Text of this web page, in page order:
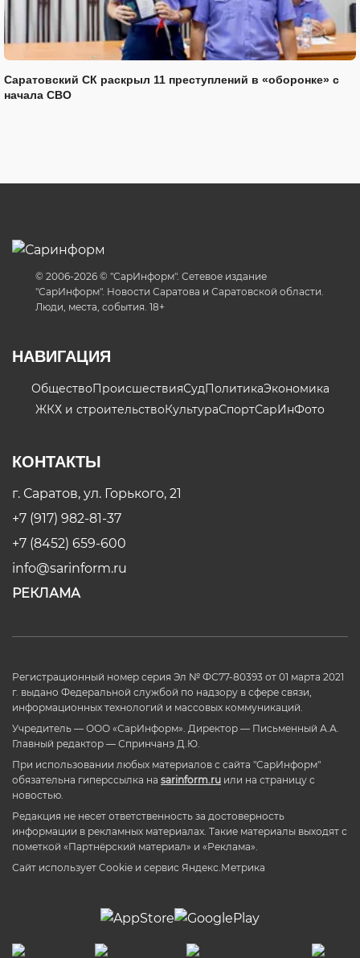
Саратовский СК раскрыл 11 преступлений в «оборонке» с
начала СВО
© 2006-2026 © "СарИнформ". Сетевое издание
"СарИнформ". Новости Саратова и Саратовской области.
Люди, места, события. 18+
НАВИГАЦИЯ
ОбществоПроисшествияСудПолитикаЭкономика
ЖКХ и строительствоКультураСпортСарИнФото
КОНТАКТЫ
г. Саратов, ул. Горького, 21
+7 (917) 982-81-37
+7 (8452) 659-600
info@sarinform.ru
РЕКЛАМА
Регистрационный номер серия Эл № ФС77-80393 от 01 марта 2021
г. выдано Федеральной службой по надзору в сфере связи,
информационных технологий и массовых коммуникаций.
Учредитель — ООО «СарИнформ». Директор — Письменный А.А.
Главный редактор — Спринчанэ Д.Ю.
При использовании любых материалов с сайта "СарИнформ"
обязательна гиперссылка на sarinform.ru или на страницу с
новостью.
Редакция не несет ответственность за достоверность
информации в рекламных материалах. Такие материалы выходят с
пометкой «Партнёрский материал» и «Реклама».
Сайт использует Cookie и сервиc Яндекс.Метрика